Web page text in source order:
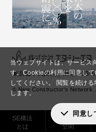
当ウェブサイトは、サービス
す。Cookieの利用に同意して
してください。
閲覧を続け
します。
同意
SE構法
とは
実現できる
空間
東京都千代田区永田町2-13-
© New Constructor's Network.